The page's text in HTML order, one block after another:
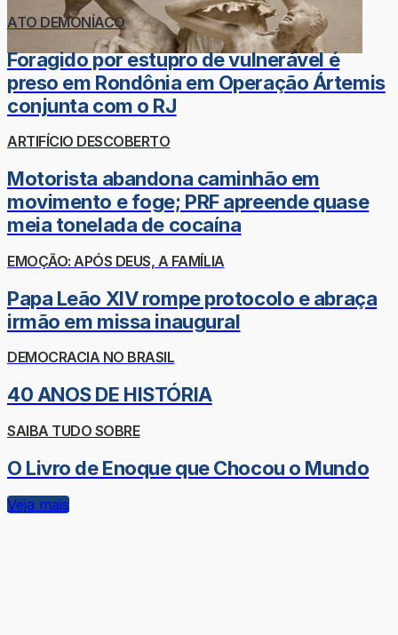
ATO DEMONÍACO
Foragido por estupro de vulnerável é
preso em Rondônia em Operação Ártemis
conjunta com o RJ
ARTIFÍCIO DESCOBERTO
Motorista abandona caminhão em
movimento e foge; PRF apreende quase
meia tonelada de cocaína
EMOÇÃO: APÓS DEUS, A FAMÍLIA
Papa Leão XIV rompe protocolo e abraça
irmão em missa inaugural
DEMOCRACIA NO BRASIL
40 ANOS DE HISTÓRIA
SAIBA TUDO SOBRE
O Livro de Enoque que Chocou o Mundo
Veja mais